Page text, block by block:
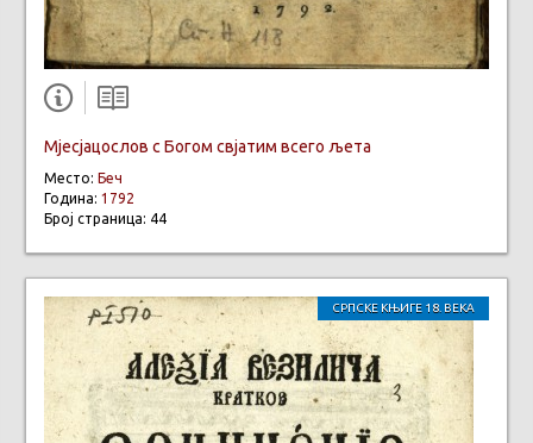
Мјесјацослов с Богом свјатим всего љета
Место: Беч
Година: 1792
Број страница: 44
СРПСКЕ КЊИГЕ 18. ВЕКА